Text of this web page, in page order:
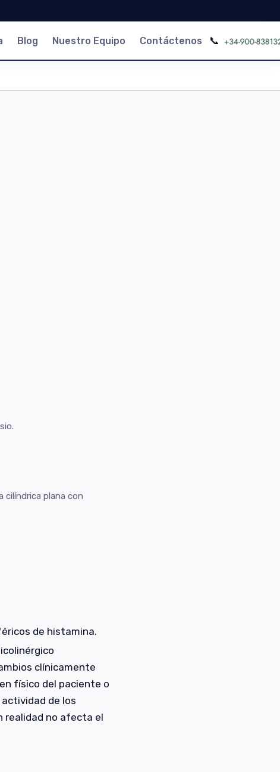
Blog Nuestro Equipo Contáctenos 📞
plana con
de histamina.
clínicamente
físico del paciente o
de los
realidad no afecta el